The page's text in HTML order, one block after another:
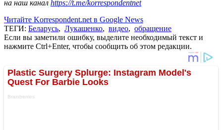
на наш канал https://t.me/korrespondentnet
Читайте Korrespondent.net в Google News
ТЕГИ: Беларусь, Лукашенко, видео, обращение
Если вы заметили ошибку, выделите необходимый текст и
нажмите Ctrl+Enter, чтобы сообщить об этом редакции.